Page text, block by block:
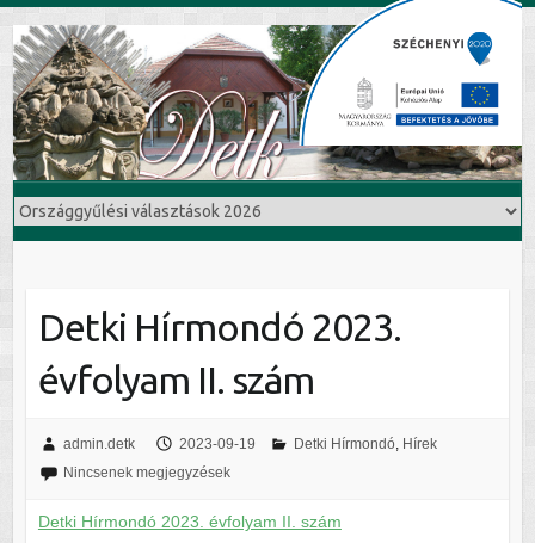
Detki Hírmondó 2023.
évfolyam II. szám
admin.detk 2023-09-19 Detki Hírmondó, Hírek
Nincsenek megjegyzések
Detki Hírmondó 2023. évfolyam II. szám